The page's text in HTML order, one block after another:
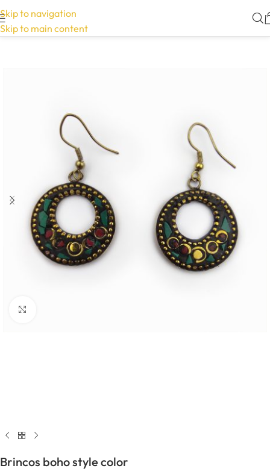
Skip to navigation
Skip to main content
Brincos boho style color